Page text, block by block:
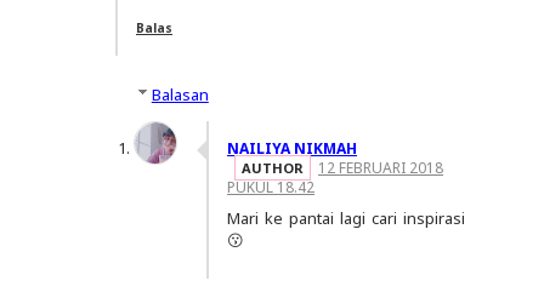
Balas
Balasan
NAILIYA NIKMAH
12 FEBRUARI 2018
PUKUL 18.42
Mari ke pantai lagi cari inspirasi
😗